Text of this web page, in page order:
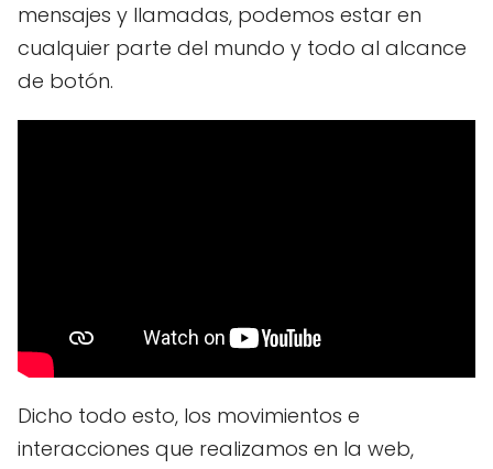
mensajes y llamadas, podemos estar en
cualquier parte del mundo y todo al alcance
de botón.
Dicho todo esto, los movimientos e
interacciones que realizamos en la web,